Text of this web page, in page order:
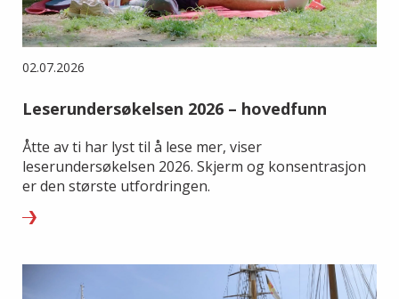
02.07.2026
Leserundersøkelsen 2026 – hovedfunn
Åtte av ti har lyst til å lese mer, viser
leserundersøkelsen 2026. Skjerm og konsentrasjon
er den største utfordringen.